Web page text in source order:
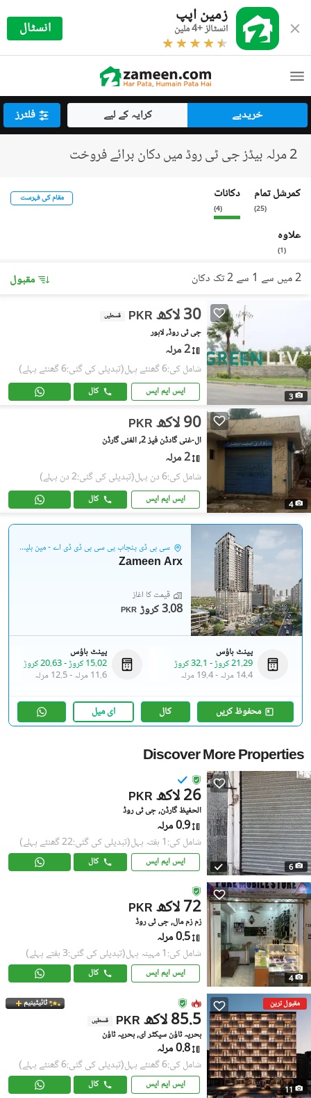
زمین اپپ
انسٹالز +4 ملین انسٹال
خریدیے کرایہ کے لیے فلٹرز
2 مرلہ بیڈز جی ٹی روڈ میں دکان برائے فروخت
کمرشل تمام
(
25
)
دکانات
(
4
)
علاوہ
(
1
)
مقام کی فہرست
2 میں سے 1 سے 2 تک دکان مقبول
3
PKR 30 لاکھ قسطیں
جی ٹی روڈ, لاہور
2 مرلہ
شامل کی:6 گھنٹے پہل (تبدیلی کی گئی:6 گھنٹے پہلے)
ایس ایم ایس کال
4
PKR 90 لاکھ
ال-غنی گادڈن فیز 2, الغنی گارڈن
2 مرلہ
شامل کی:6 دن پہل (تبدیلی کی گئی:2 دن پہلے)
ایس ایم ایس کال
سی بی ڈی پنجاب پی سی بی ڈی ڈی اے - مین بلیوارڈ گلبرگ
Zameen Arx
قیمت کا آغاز
PKR 3.08 کروڑ
پینٹ ہاؤس
21.29 کروڑ
- 32.1 کروڑ
14.4 مرلہ
-19.4 مرلہ
پینٹ ہاؤس
15.02 کروڑ
-20.63 کروڑ
11.6 مرلہ
-12.5 مرلہ
محفوظ کریں کال ای میل
Discover More Properties
6
PKR 26 لاکھ
الحفیظ گارڈن, جی ٹی روڈ
0.9 مرلہ
شامل کی:1 ہفتہ پہل (تبدیلی کی گئی:22 گھنٹے پہلے)
ایس ایم ایس کال
4
PKR 72 لاکھ
زم زم مال, جی ٹی روڈ
0.5 مرلہ
شامل کی:1 مہینہ پہل (تبدیلی کی گئی:3 ہفتے پہلے)
ایس ایم ایس کال
مقبول ترین
11
ٹائیٹینیم
PKR 85.5 لاکھ قسطیں
بحریہ ٹاؤن سیکٹر ای, بحریہ ٹاؤن
0.8 مرلہ
شامل کی:6 گھنٹے پہل (تبدیلی کی گئی:6 گھنٹے پہلے)
ایس ایم ایس کال